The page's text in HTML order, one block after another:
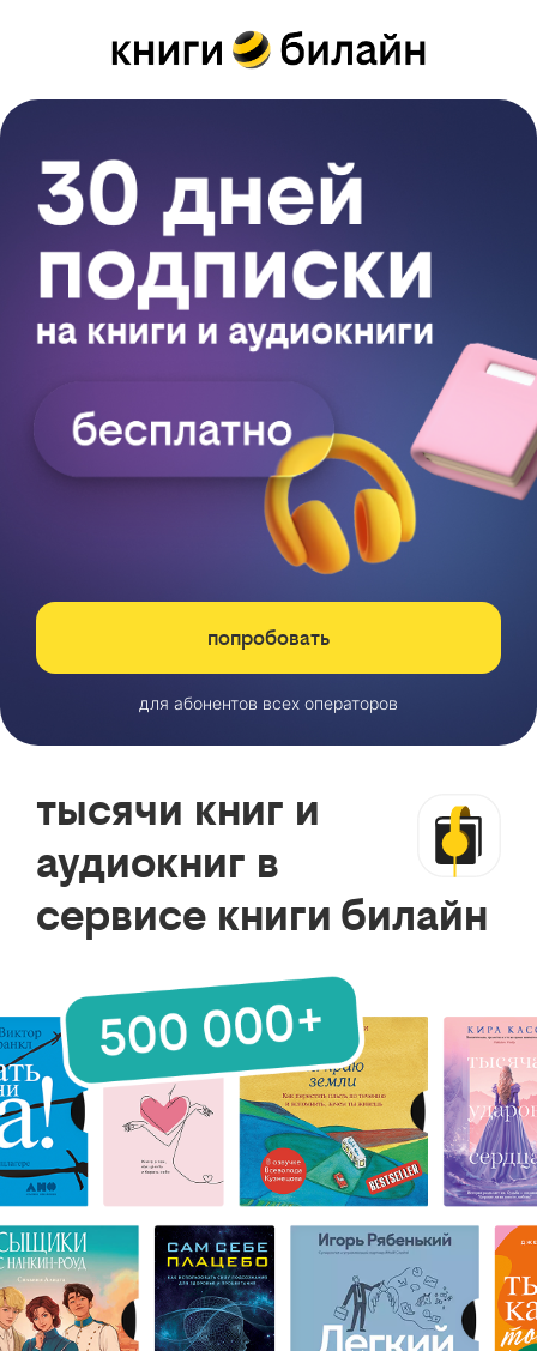
попробовать
для абонентов всех операторов
тысячи книг и
аудиокниг в
сервисе книги билайн